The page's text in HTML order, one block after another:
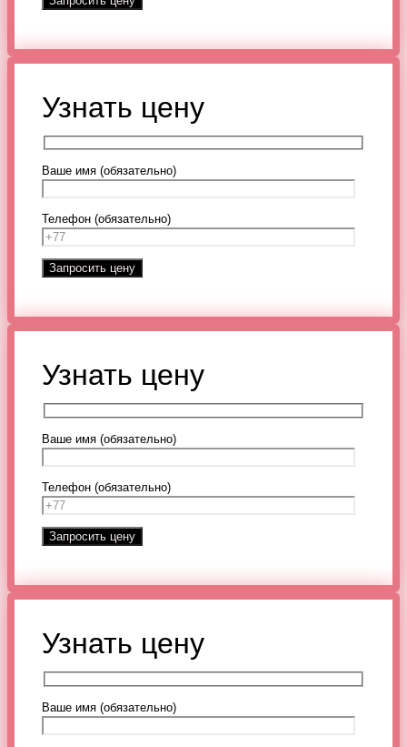
Узнать цену
Ваше имя (обязательно)
Телефон (обязательно)
Узнать цену
Ваше имя (обязательно)
Телефон (обязательно)
Узнать цену
Ваше имя (обязательно)